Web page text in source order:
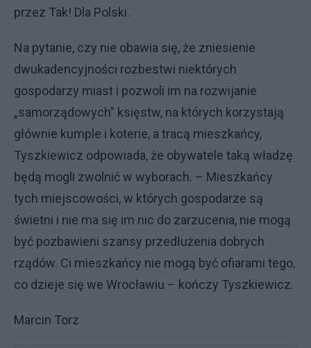
przez Tak! Dla Polski.
Na pytanie, czy nie obawia się, że zniesienie
dwukadencyjności rozbestwi niektórych
gospodarzy miast i pozwoli im na rozwijanie
„samorządowych” księstw, na których korzystają
głównie kumple i koterie, a tracą mieszkańcy,
Tyszkiewicz odpowiada, że obywatele taką władzę
będą mogli zwolnić w wyborach. – Mieszkańcy
tych miejscowości, w których gospodarze są
świetni i nie ma się im nic do zarzucenia, nie mogą
być pozbawieni szansy przedłużenia dobrych
rządów. Ci mieszkańcy nie mogą być ofiarami tego,
co dzieje się we Wrocławiu – kończy Tyszkiewicz.
Marcin Torz